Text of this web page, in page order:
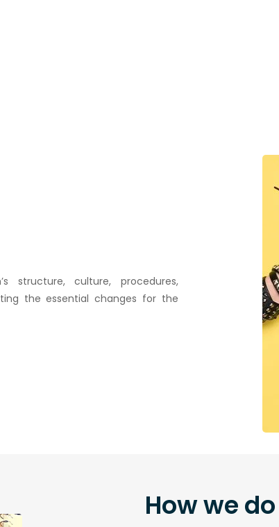
structure, culture, procedures,
the essential changes for the
How we